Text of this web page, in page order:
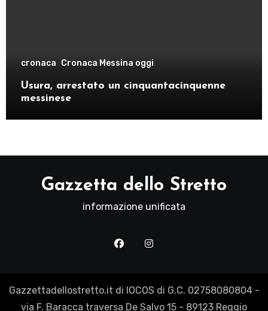
cronaca Cronaca Messina oggi
Usura, arrestato un cinquantacinquenne
messinese
Gazzetta dello Stretto
informazione unificata
Gazzettadellostretto.it di IOCOS di G.C. 02758080804 -
via F. Baracca traversa De Salvo 15 - 89123 Reggio